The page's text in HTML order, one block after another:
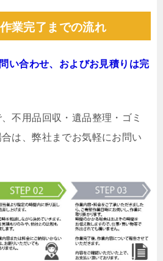
業完了までの流れ
い合わせ、およびお見積りは完
不用品回収・遺品整理・ゴミ
は、弊社までお気軽にお問い